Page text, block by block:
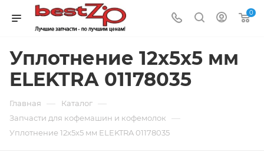
0
Уплотнение 12x5x5 мм
ELEKTRA 01178035
Главная — Каталог —
Запчасти для кофемашин и кофемолок —
Уплотнение 12x5x5 мм ELEKTRA 01178035